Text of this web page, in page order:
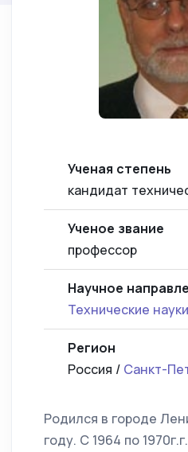
Ученая степень
кандидат
Ученое звание
профессор
Научное
Технические науки
Регион
Россия / Санкт-
Родился в городе
году. С 1964 по